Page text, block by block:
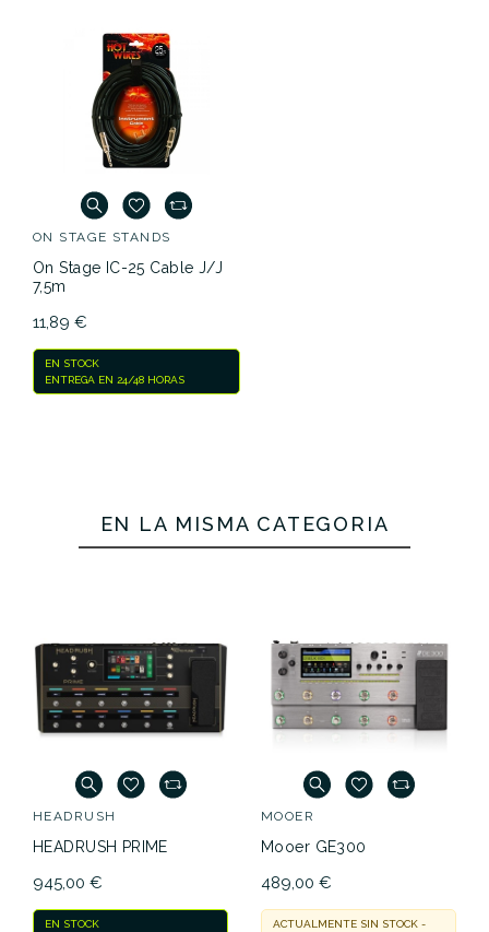
ON STAGE STANDS
On Stage IC-25 Cable J/J
7,5m
11,89 €
EN STOCK
ENTREGA EN 24/48 HORAS
EN LA MISMA CATEGORÍA
HEADRUSH
HEADRUSH PRIME
945,00 €
EN STOCK
MOOER
Mooer GE300
489,00 €
ACTUALMENTE SIN STOCK -